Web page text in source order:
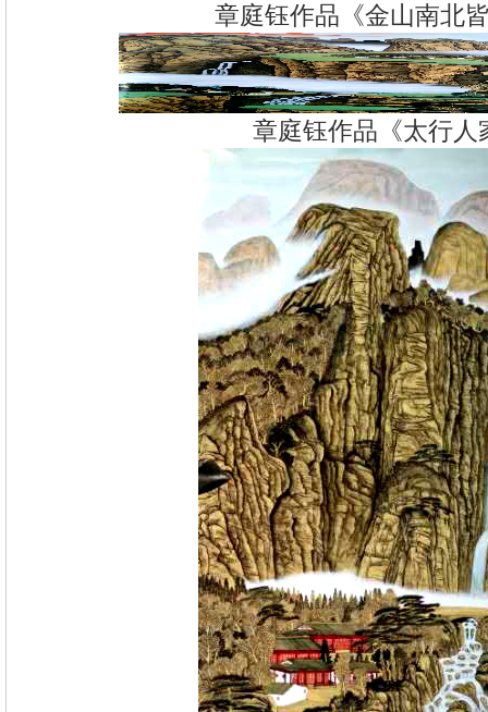
章庭钰作品《金山南北
章庭钰作品《太行人